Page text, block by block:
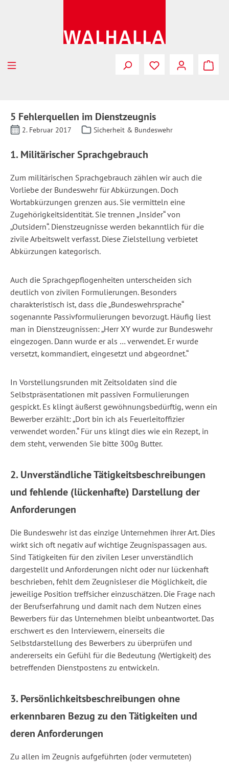
5 Fehlerquellen im Dienstzeugnis
2. Februar 2017 Sicherheit & Bundeswehr
1. Militärischer Sprachgebrauch
Zum militärischen Sprachgebrauch zählen wir auch die
Vorliebe der Bundeswehr für Abkürzungen. Doch
Wortabkürzungen grenzen aus. Sie vermitteln eine
Zugehörigkeitsidentität. Sie trennen „Insider“ von
„Outsidern“. Dienstzeugnisse werden bekanntlich für die
zivile Arbeitswelt verfasst. Diese Zielstellung verbietet
Abkürzungen kategorisch.
Auch die Sprachgepflogenheiten unterscheiden sich
deutlich von zivilen Formulierungen. Besonders
charakteristisch ist, dass die „Bundeswehrsprache“
sogenannte Passivformulierungen bevorzugt. Häufig liest
man in Dienstzeugnissen: „Herr XY wurde zur Bundeswehr
eingezogen. Dann wurde er als … verwendet. Er wurde
versetzt, kommandiert, eingesetzt und abgeordnet.“
In Vorstellungsrunden mit Zeitsoldaten sind die
Selbstpräsentationen mit passiven Formulierungen
gespickt. Es klingt äußerst gewöhnungsbedürftig, wenn ein
Bewerber erzählt: „Dort bin ich als Feuerleitoffizier
verwendet worden.“ Für uns klingt dies wie ein Rezept, in
dem steht, verwenden Sie bitte 300g Butter.
2. Unverständliche Tätigkeitsbeschreibungen
und fehlende (lückenhafte) Darstellung der
Anforderungen
Die Bundeswehr ist das einzige Unternehmen ihrer Art. Dies
wirkt sich oft negativ auf wichtige Zeugnispassagen aus.
Sind Tätigkeiten für den zivilen Leser unverständlich
dargestellt und Anforderungen nicht oder nur lückenhaft
beschrieben, fehlt dem Zeugnisleser die Möglichkeit, die
jeweilige Position treffsicher einzuschätzen. Die Frage nach
der Berufserfahrung und damit nach dem Nutzen eines
Bewerbers für das Unternehmen bleibt unbeantwortet. Das
erschwert es den Interviewern, einerseits die
Selbstdarstellung des Bewerbers zu überprüfen und
andererseits ein Gefühl für die Bedeutung (Wertigkeit) des
betreffenden Dienstpostens zu entwickeln.
3. Persönlichkeitsbeschreibungen ohne
erkennbaren Bezug zu den Tätigkeiten und
deren Anforderungen
Zu allen im Zeugnis aufgeführten (oder vermuteten)